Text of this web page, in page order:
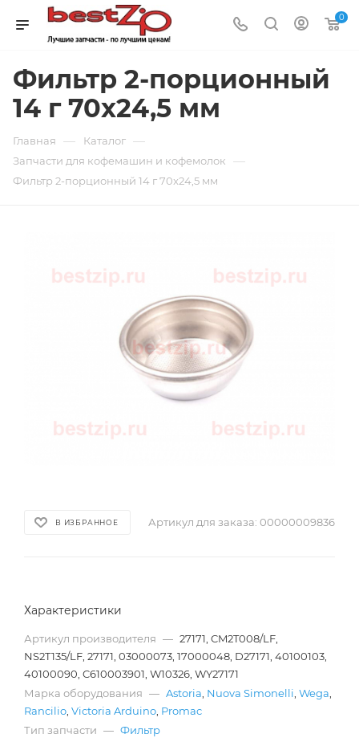
0
Фильтр 2-порционный
14 г 70x24,5 мм
Главная — Каталог —
Запчасти для кофемашин и кофемолок —
Фильтр 2-порционный 14 г 70x24,5 мм
В ИЗБРАННОЕ Артикул для заказа: 00000009836
Характеристики
Артикул производителя — 27171, CM2T008/LF,
NS2T135/LF, 27171, 03000073, 17000048, D27171, 40100103,
40100090, C610003901, W10326, WY27171
Марка оборудования — Astoria, Nuova Simonelli, Wega,
Rancilio, Victoria Arduino, Promac
Тип запчасти — Фильтр